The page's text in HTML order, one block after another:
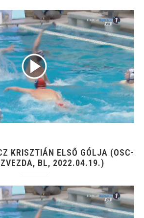
KRISZTIÁN ELSŐ GÓLJA (OSC-
ZVEZDA, BL, 2022.04.19.)